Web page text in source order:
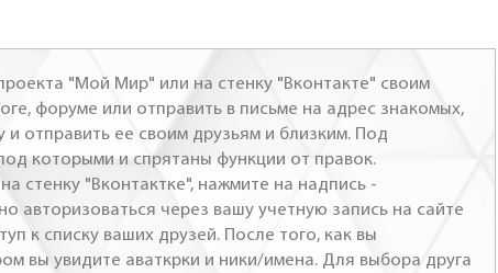
"Мой Мир" или на стенку "Вконтакте" своим
форуме или отправить в письме на адрес знакомых,
отправить ее своим друзьям и близким. Под
которыми и спрятаны функции от правок.
стенку "Вконтактке", нажмите на надпись -
авторизоваться через вашу учетную запись на сайте
к списку ваших друзей. После того, как вы
вы увидите аваткрки и ники/имена. Для выбора друга